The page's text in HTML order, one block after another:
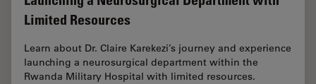
Limited Resources
Learn about Dr. Claire Karekezi’s journey and experience
launching a neurosurgical department within the
Rwanda Military Hospital with limited resources.